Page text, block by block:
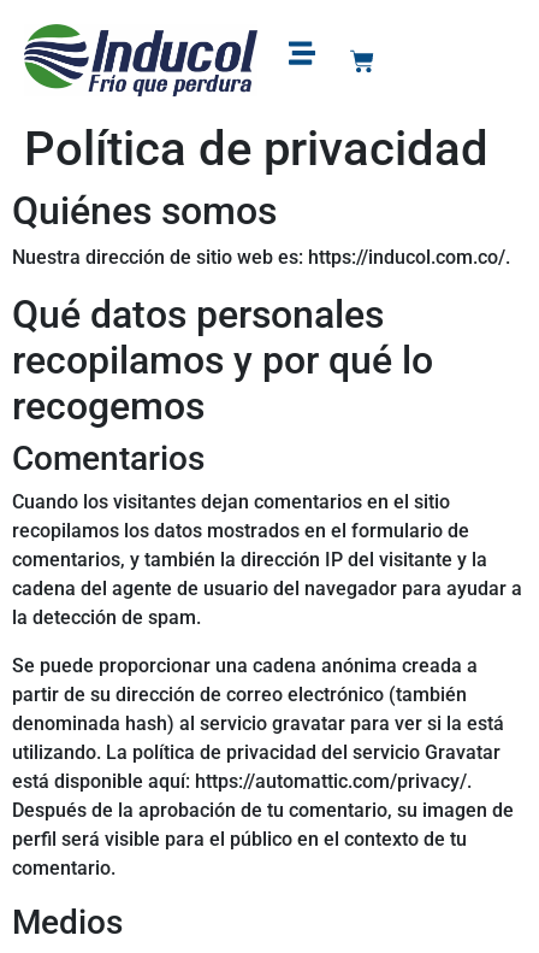
Política de privacidad
Quiénes somos
Nuestra dirección de sitio web es: https://inducol.com.co/.
Qué datos personales
recopilamos y por qué lo
recogemos
Comentarios
Cuando los visitantes dejan comentarios en el sitio
recopilamos los datos mostrados en el formulario de
comentarios, y también la dirección IP del visitante y la
cadena del agente de usuario del navegador para ayudar a
la detección de spam.
Se puede proporcionar una cadena anónima creada a
partir de su dirección de correo electrónico (también
denominada hash) al servicio gravatar para ver si la está
utilizando. La política de privacidad del servicio Gravatar
está disponible aquí: https://automattic.com/privacy/.
Después de la aprobación de tu comentario, su imagen de
perfil será visible para el público en el contexto de tu
comentario.
Medios